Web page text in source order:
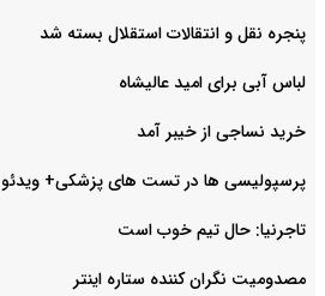
پنجره نقل و انتقالات استقلال بسته شد
لباس آبی برای امید عالیشاه
خرید نساجی از خیبر آمد
پرسپولیسی ها در تست های پزشکی+ ویدئو
تاجرنیا: حال تیم خوب است
مصدومیت نگران کننده ستاره اینتر